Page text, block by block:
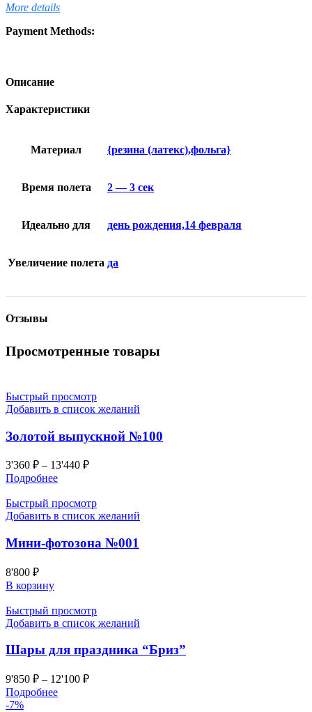
More details
Payment Methods:
Описание
Характеристики
Материал {резина (латекс),фольга}
Время полета 2 — 3 сек
Идеально для день рождения,14 февраля
Увеличение полета да
Отзывы
Просмотренные товары
Быстрый просмотр
Добавить в список желаний
Золотой выпускной №100
3'360 ₽ – 13'440 ₽
Подробнее
Быстрый просмотр
Добавить в список желаний
Мини-фотозона №001
8'800 ₽
В корзину
Быстрый просмотр
Добавить в список желаний
Шары для праздника “Бриз”
9'850 ₽ – 12'100 ₽
Подробнее
-7%